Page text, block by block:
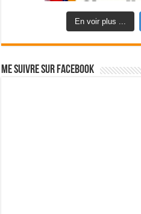
En voir plus ...
Me suivre sur Facebook